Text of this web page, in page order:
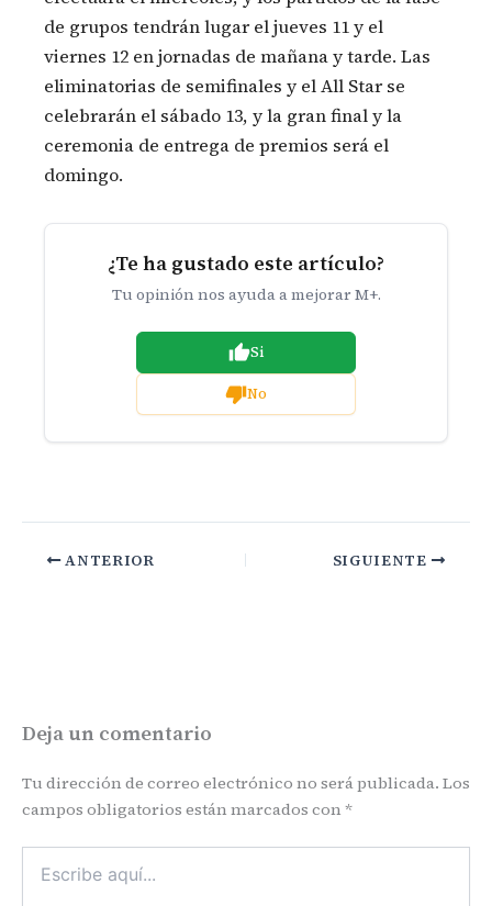
de grupos tendrán lugar el jueves 11 y el
viernes 12 en jornadas de mañana y tarde. Las
eliminatorias de semifinales y el All Star se
celebrarán el sábado 13, y la gran final y la
ceremonia de entrega de premios será el
domingo.
¿Te ha gustado este artículo?
Tu opinión nos ayuda a mejorar M+.
Si
No
ANTERIOR SIGUIENTE
Deja un comentario
Tu dirección de correo electrónico no será publicada. Los
campos obligatorios están marcados con *
aquí...